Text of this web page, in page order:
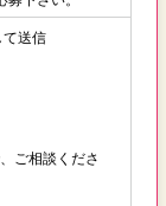
送信
ご相談くださ